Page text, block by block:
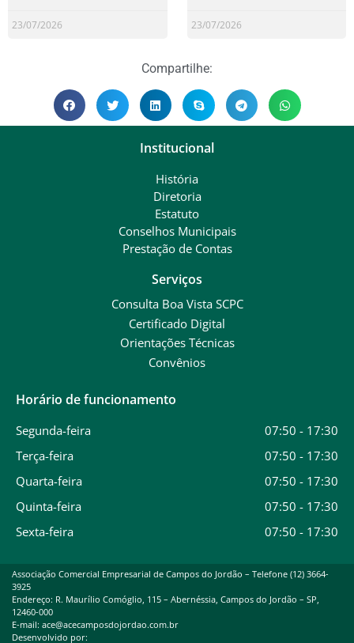
23/07/2026 23/07/2026
Compartilhe:
Institucional
História
Diretoria
Estatuto
Conselhos Municipais
Prestação de Contas
Serviços
Consulta Boa Vista SCPC
Certificado Digital
Orientações Técnicas
Convênios
Horário de funcionamento
Segunda-feira
07:50 - 17:30
Terça-feira
07:50 - 17:30
Quarta-feira
07:50 - 17:30
Quinta-feira
07:50 - 17:30
Sexta-feira
07:50 - 17:30
Associação Comercial Empresarial de Campos do Jordão – Telefone (12) 3664-
3925
Endereço: R. Maurílio Comóglio, 115 – Abernéssia, Campos do Jordão – SP,
12460-000
E-mail: ace@acecamposdojordao.com.br
Desenvolvido por: